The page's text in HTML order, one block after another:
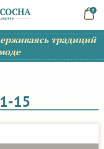
0
традиций
15